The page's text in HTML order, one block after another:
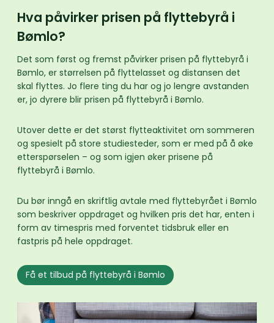
Hva påvirker prisen på flyttebyrå i
Bømlo?
Det som først og fremst påvirker prisen på flyttebyrå i
Bømlo, er størrelsen på flyttelasset og distansen det
skal flyttes. Jo flere ting du har og jo lengre avstanden
er, jo dyrere blir prisen på flyttebyrå i Bømlo.
Utover dette er det størst flytteaktivitet om sommeren
og spesielt på store studiesteder, som er med på å øke
etterspørselen – og som igjen øker prisene på
flyttebyrå i Bømlo.
Du bør inngå en skriftlig avtale med flyttebyrået i Bømlo
som beskriver oppdraget og hvilken pris det har, enten i
form av timespris med forventet tidsbruk eller en
fastpris på hele oppdraget.
Få et tilbud på flyttebyrå i Bømlo